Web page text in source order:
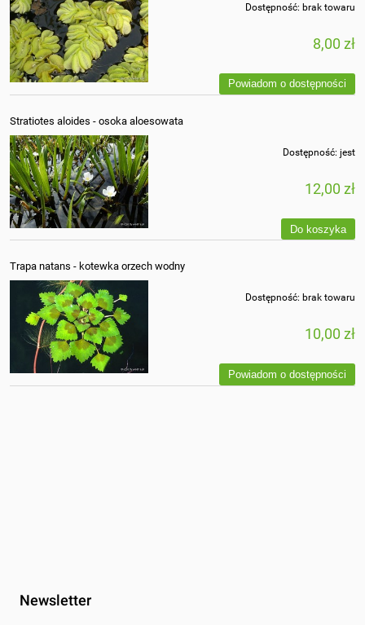
Dostępność: brak towaru
8,00 zł
Powiadom o dostępności
Stratiotes aloides - osoka aloesowata
Dostępność: jest
12,00 zł
Do koszyka
Trapa natans - kotewka orzech wodny
Dostępność: brak towaru
10,00 zł
Powiadom o dostępności
Newsletter